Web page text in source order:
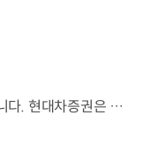
현대차증권이 ‘2025 K-ESG 경영대상’에서 종합 ESG 대상에 선정됐습니다. 현대차증권은 2020년부터 ESG 총괄 전담 부서를 지정하고, ESG 협의회를 구성하여 비즈니스와 ESG의 통합을 가속화해 왔는데요. 탄소배출권 사업과 같은 ESG 비즈니스를 확대하는 등 ESG 운영 전반에서 우수한 성과를 거뒀다는 평가를 받았습니다. 이 밖에도 업무용 차량의 친환경차 전환, 종이 등의 사용을 최소화하는 등 2045년 온실가스 배출 ‘넷제로’ 달성을 위한 활동도 꾸준히 전개하고 있습니다. 현대차증권은 앞으로도 탄소 금융 솔루션 제공 등 친환경 비즈니스에 앞장설 예정입니다.